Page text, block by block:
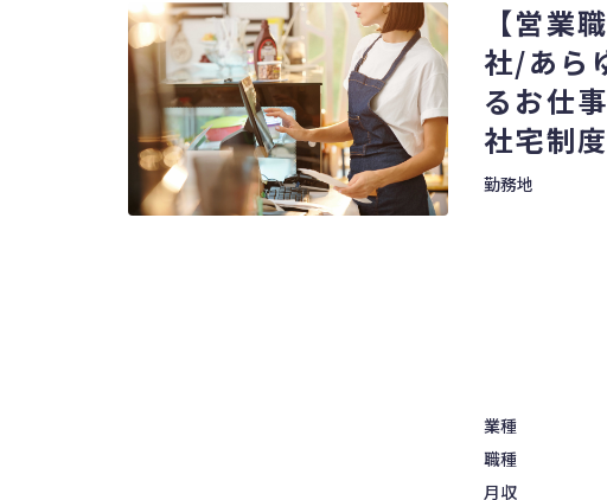
【営業
社/あら
るお仕
社宅制
勤務地
業種
職種
月収